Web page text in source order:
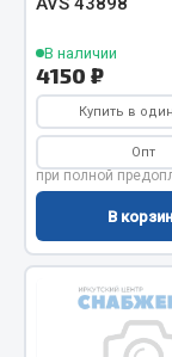
Система
Тормозная
Весь раздел
Запчасти
Двигатель
Система
В наличии
4150 ₽
Купить в
Опт
при полной
В